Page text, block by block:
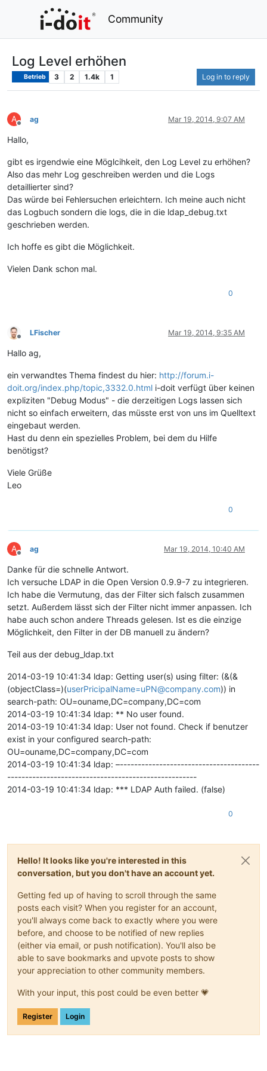
Community
Log Level erhöhen
Betrieb 3 2 1.4k 1 Log in to reply
A
Offline
ag Mar 19, 2014, 9:07 AM
Hallo,
gibt es irgendwie eine Möglcihkeit, den Log Level zu erhöhen?
Also das mehr Log geschreiben werden und die Logs
detaillierter sind?
Das würde bei Fehlersuchen erleichtern. Ich meine auch nicht
das Logbuch sondern die logs, die in die ldap_debug.txt
geschrieben werden.
Ich hoffe es gibt die Möglichkeit.
Vielen Dank schon mal.
0
Offline
LFischer Mar 19, 2014, 9:35 AM
Hallo ag,
ein verwandtes Thema findest du hier: http://forum.i-
doit.org/index.php/topic,3332.0.html i-doit verfügt über keinen
expliziten "Debug Modus" - die derzeitigen Logs lassen sich
nicht so einfach erweitern, das müsste erst von uns im Quelltext
eingebaut werden.
Hast du denn ein spezielles Problem, bei dem du Hilfe
benötigst?
Viele Grüße
Leo
0
A
Offline
ag Mar 19, 2014, 10:40 AM
Danke für die schnelle Antwort.
Ich versuche LDAP in die Open Version 0.9.9-7 zu integrieren.
Ich habe die Vermutung, das der Filter sich falsch zusammen
setzt. Außerdem lässt sich der Filter nicht immer anpassen. Ich
habe auch schon andere Threads gelesen. Ist es die einzige
Möglichkeit, den Filter in der DB manuell zu ändern?
Teil aus der debug_ldap.txt
2014-03-19 10:41:34 ldap: Getting user(s) using filter: (&(&
(objectClass=)(userPricipalName=uPN@company.com)) in
search-path: OU=ouname,DC=company,DC=com
2014-03-19 10:41:34 ldap: ** No user found.
2014-03-19 10:41:34 ldap: User not found. Check if benutzer
exist in your configured search-path:
OU=ouname,DC=company,DC=com
2014-03-19 10:41:34 ldap: –---------------------------------------
-----------------------------------------------------
2014-03-19 10:41:34 ldap: *** LDAP Auth failed. (false)
0
Hello! It looks like you're interested in this
conversation, but you don't have an account yet.
Getting fed up of having to scroll through the same
posts each visit? When you register for an account,
you'll always come back to exactly where you were
before, and choose to be notified of new replies
(either via email, or push notification). You'll also be
able to save bookmarks and upvote posts to show
your appreciation to other community members.
With your input, this post could be even better 💗
Register Login